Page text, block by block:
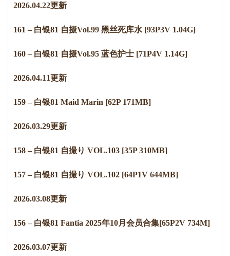
2026.04.22更新
161 – 白银81 自摄Vol.99 黑丝死库水 [93P3V 1.04G]
160 – 白银81 自摄Vol.95 蓝色护士 [71P4V 1.14G]
2026.04.11更新
159 – 白银81 Maid Marin [62P 171MB]
2026.03.29更新
158 – 白银81 自撮り VOL.103 [35P 310MB]
157 – 白银81 自撮り VOL.102 [64P1V 644MB]
2026.03.08更新
156 – 白银81 Fantia 2025年10月会员合集[65P2V 734M]
2026.03.07更新